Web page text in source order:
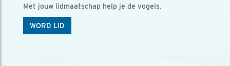
Met jouw lidmaatschap help je de vogels.
WORD LID